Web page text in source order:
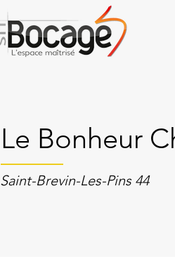
Le Bonheur
Saint-Brevin-Les-Pins 44